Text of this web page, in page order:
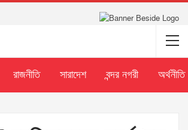
রাজনীতি সারাদেশ বন্দর নগরী অর্থনীতি